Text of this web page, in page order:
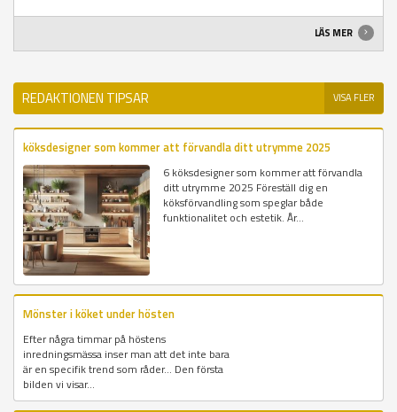
LÄS MER
REDAKTIONEN TIPSAR VISA FLER
köksdesigner som kommer att förvandla ditt utrymme 2025
6 köksdesigner som kommer att förvandla
ditt utrymme 2025 Föreställ dig en
köksförvandling som speglar både
funktionalitet och estetik. År...
Mönster i köket under hösten
Efter några timmar på höstens
inredningsmässa inser man att det inte bara
är en specifik trend som råder... Den första
bilden vi visar...